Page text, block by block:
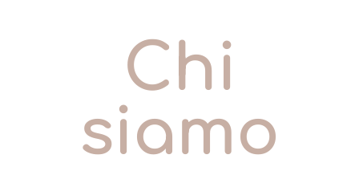
Chi
siamo